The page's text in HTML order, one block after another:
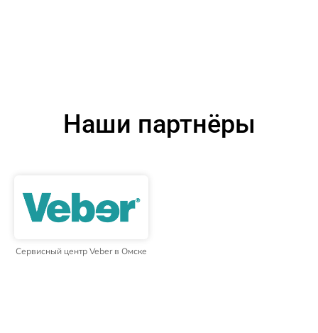
Наши партнёры
Сервисный центр Veber в Омске